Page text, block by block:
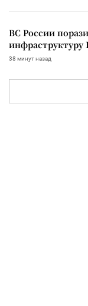
ВС России
инфраструктуру
38 минут назад